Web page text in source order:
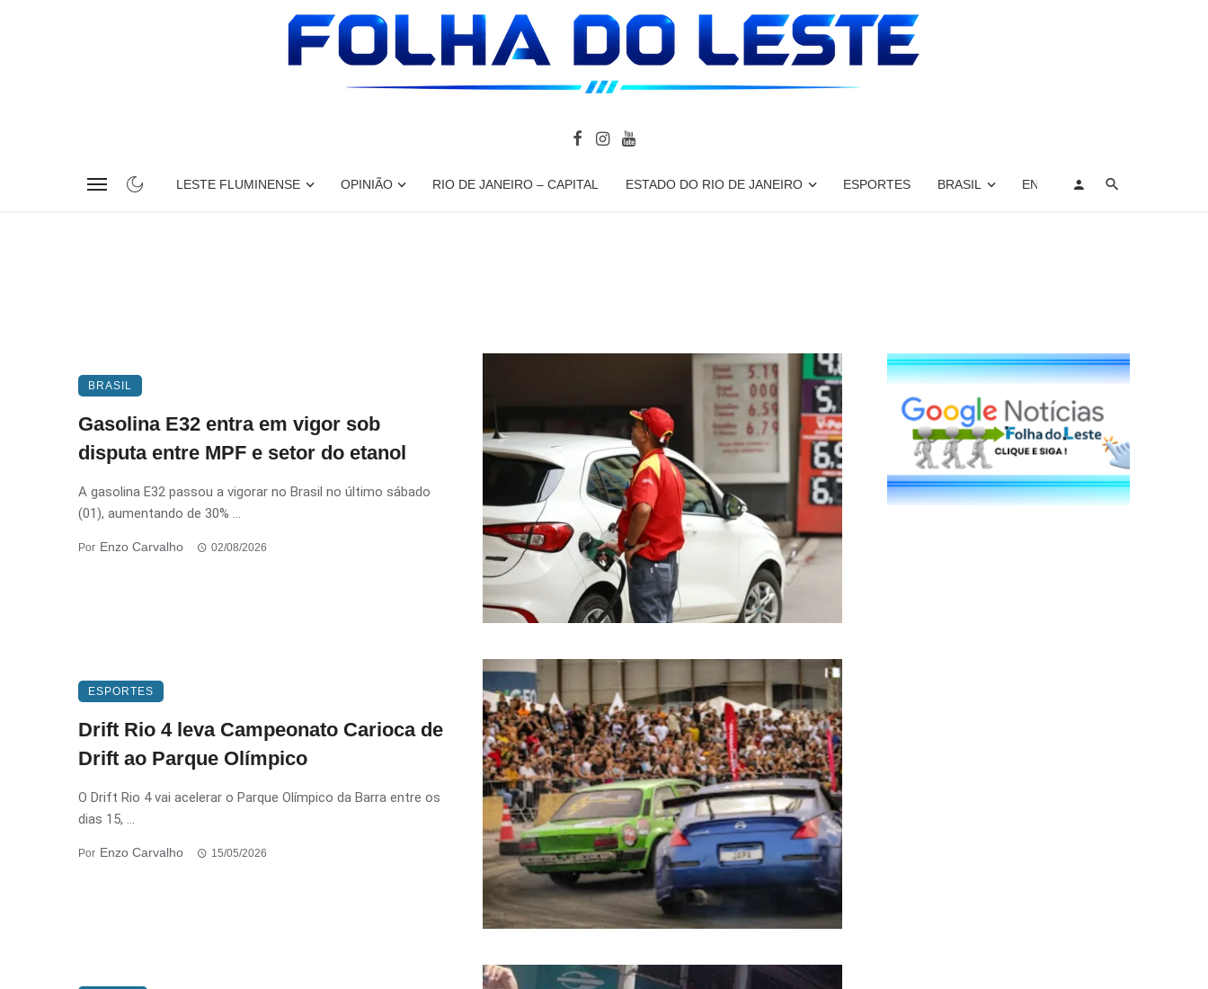
LESTE FLUMINENSE OPINIÃO RIO DE JANEIRO – CAPITAL ESTADO DO RIO DE JANEIRO ESPORTES BRASIL ENTRETENIMENTO, ARTES E
BRASIL
Gasolina E32 entra em vigor sob
disputa entre MPF e setor do etanol
A gasolina E32 passou a vigorar no Brasil no último sábado
(01), aumentando de 30% ...
Por Enzo Carvalho 02/08/2026
ESPORTES
Drift Rio 4 leva Campeonato Carioca de
Drift ao Parque Olímpico
O Drift Rio 4 vai acelerar o Parque Olímpico da Barra entre os
dias 15, ...
Por Enzo Carvalho 15/05/2026